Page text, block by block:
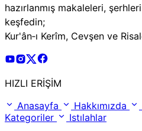
hazırlanmış makaleleri,
keşfedin;
Kur'ân‑ı Kerîm, Cevşen ve
Risale Online Youtube Hesabı
Risale Online Instagram
Risale Online X Hesabı
HIZLI ERİŞİM
Anasayfa
Hakkımızda
Kategoriler
Istılahlar